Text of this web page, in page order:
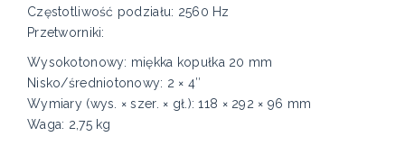
Częstotliwość podziału: 2560 Hz
Przetworniki:
Wysokotonowy: miękka kopułka 20 mm
Nisko/średniotonowy: 2 × 4″
Wymiary (wys. × szer. × gł.): 118 × 292 × 96 mm
Waga: 2,75 kg